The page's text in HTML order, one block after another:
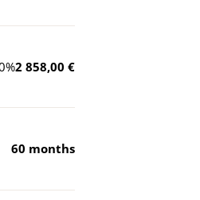
%2 858,00 €
60 months